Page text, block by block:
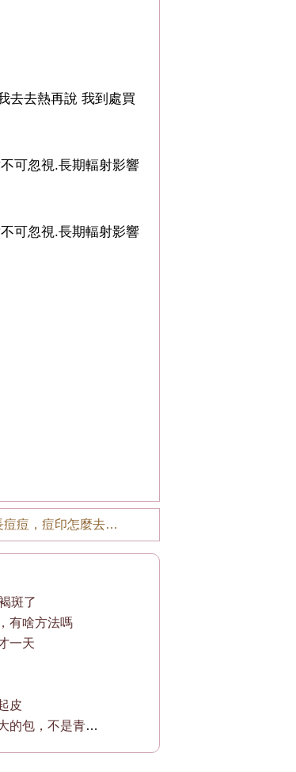
去去熱再說 我到處買
可忽視.長期輻射影響
可忽視.長期輻射影響
痘，痘印怎麼去除？
斑了
有啥方法嗎
一天
皮
臉上突然長了一個很大的包，不是青春痘，,